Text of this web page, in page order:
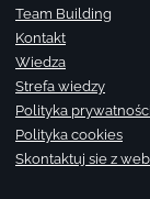
Team Building
Kontakt
Wiedza
Strefa wiedzy
Polityka prywatności
Polityka cookies
Skontaktuj sie z